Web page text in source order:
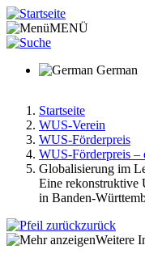
Direkt
zum
Inhalt
MENÜ
German
Pfadnavigation
Startseite
WUS-Verein
WUS-Förderpreis
WUS-Förderpreis –
Globalisierung im
Eine rekonstruktive
in Banden-
zurück
Weitere